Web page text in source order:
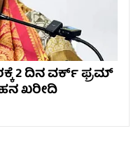
2 ದಿನ ವರ್ಕ್ ಫ್ರಮ್
ಖರೀದಿ